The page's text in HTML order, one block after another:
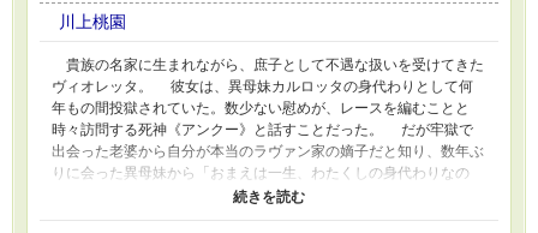
川上桃園
貴族の名家に生まれながら、庶子として不遇な扱いを受けてきた
ヴィオレッタ。 彼女は、異母妹カルロッタの身代わりとして何
年もの間投獄されていた。数少ない慰めが、レースを編むことと
時々訪問する死神《アンクー》と話すことだった。 だが牢獄で
出会った老婆から自分が本当のラヴァン家の嫡子だと知り、数年ぶ
りに会った異母妹から「おまえは一生、わたくしの身代わりなの
よ」と蔑まれ、復讐を決意した。 ――カルロッタは私の大切なも
のをすべて奪ってきた。ならば今度は、私がすべてを奪ってやりた